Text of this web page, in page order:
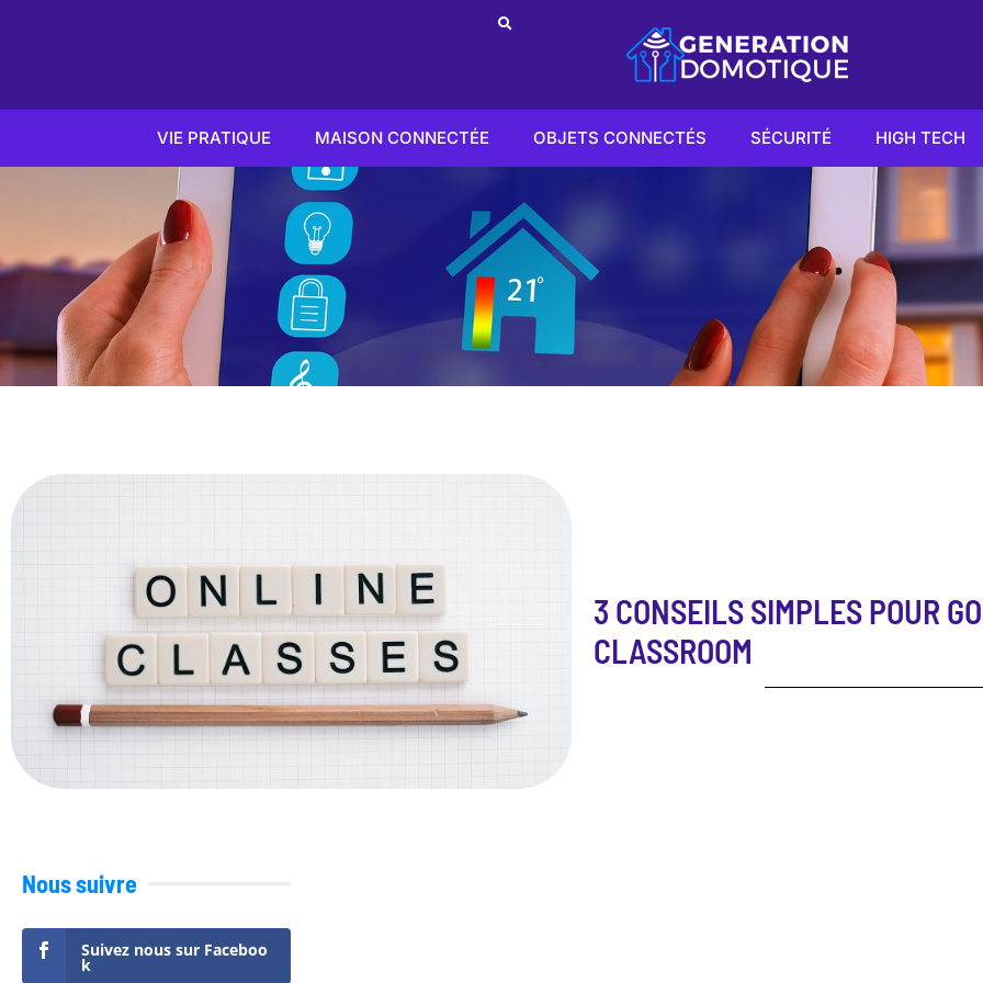
VIE PRATIQUE MAISON CONNECTÉE OBJETS CONNECTÉS SÉCURITÉ HIGH TECH
3 CONSEILS SIMPLES POUR
CLASSROOM
Nous suivre
Suivez nous sur Faceboo
k